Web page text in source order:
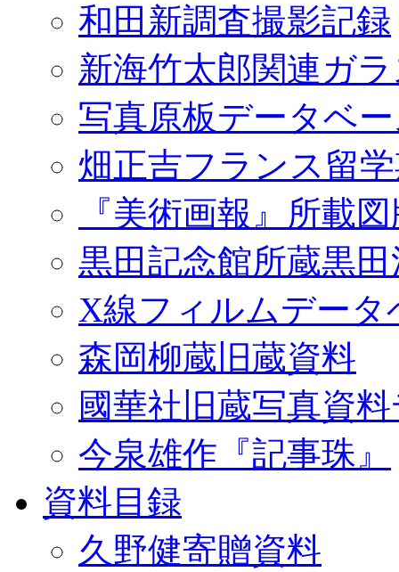
和田新調査撮影記録
新海竹太郎関連ガ
写真原板データベ
畑正吉フランス留
『美術画報』所載
黒田記念館所蔵黒
X線フィルムデータ
森岡柳蔵旧蔵資料
國華社旧蔵写真資
今泉雄作『記事珠』
資料目録
久野健寄贈資料